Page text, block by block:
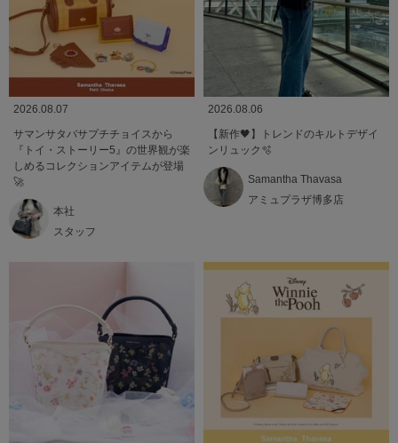
2026.08.07
サマンサタバサプチチョイスから
『トイ・ストーリー5』の世界観が楽
しめるコレクションアイテムが登場
🚀
本社
スタッフ
2026.08.06
【新作🖤】トレンドのキルトデザイ
ンリュック🫧
Samantha Thavasa
アミュプラザ博多店